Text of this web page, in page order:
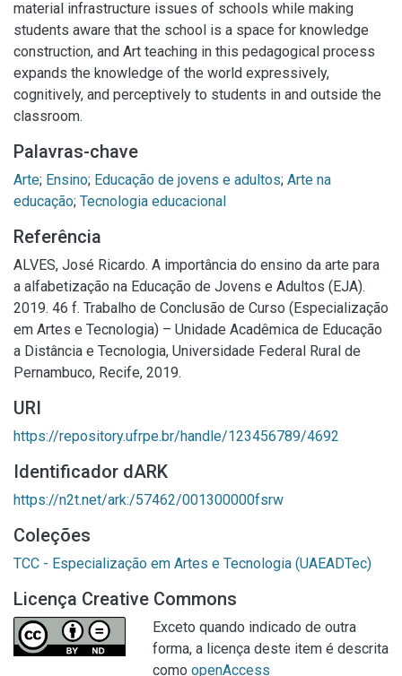
material infrastructure issues of schools while making
students aware that the school is a space for knowledge
construction, and Art teaching in this pedagogical process
expands the knowledge of the world expressively,
cognitively, and perceptively to students in and outside the
classroom.
Palavras-chave
Arte; Ensino; Educação de jovens e adultos; Arte na
educação; Tecnologia educacional
Referência
ALVES, José Ricardo. A importância do ensino da arte para
a alfabetização na Educação de Jovens e Adultos (EJA).
2019. 46 f. Trabalho de Conclusão de Curso (Especialização
em Artes e Tecnologia) – Unidade Acadêmica de Educação
a Distância e Tecnologia, Universidade Federal Rural de
Pernambuco, Recife, 2019.
URI
https://repository.ufrpe.br/handle/123456789/4692
Identificador dARK
https://n2t.net/ark:/57462/001300000fsrw
Coleções
TCC - Especialização em Artes e Tecnologia (UAEADTec)
Licença Creative Commons
Exceto quando indicado de outra
forma, a licença deste item é descrita
como openAccess